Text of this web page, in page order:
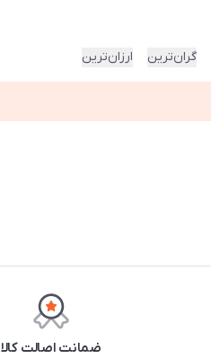
گران‌ترین ارزان‌ترین
ضمانت اصالت کالا